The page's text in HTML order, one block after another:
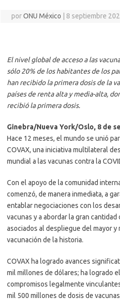
porONU México 8 septiembre
El nivel global de acceso a las
sólo 20% de los habitantes de los
han recibido la primera dosis de la
países de renta alta y media-alta,
recibió la primera dosis.
Ginebra/Nueva York/Oslo, 8 de
Hace 12 meses, el mundo se unió
COVAX, una iniciativa multilateral
mundial a las vacunas contra la
Con el apoyo de la comunidad
comenzó, de manera inmediata, a
entablar negociaciones con los
vacunas y a abordar la gran
asociados al despliegue del mayor y
vacunación de la historia.
COVAX ha logrado avances
mil millones de dólares; ha logrado
compromisos legalmente
mil 500 millones de dosis de